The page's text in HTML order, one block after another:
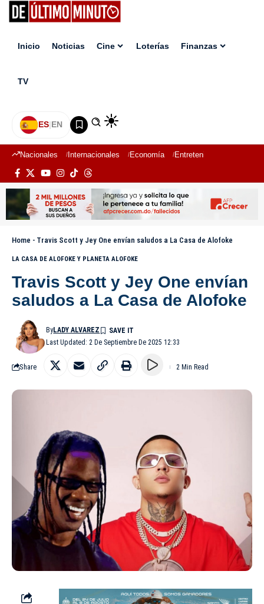
Inicio Noticias Cine Loterías Finanzas
TV
ES|EN
Nacionales Internacionales Economía Entretenimiento
Home - Travis Scott y Jey One envían saludos a La Casa de Alofoke
LA CASA DE ALOFOKE Y PLANETA ALOFOKE
Travis Scott y Jey One envían
saludos a La Casa de Alofoke
Last Updated: 2 De Septiembre De 2025 12:33
ByLADY ALVAREZ
Share 2 Min Read